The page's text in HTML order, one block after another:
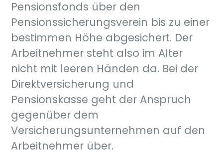
Pensionsfonds über den
Pensionssicherungsverein bis zu einer
bestimmen Höhe abgesichert. Der
Arbeitnehmer steht also im Alter
nicht mit leeren Händen da. Bei der
Direktversicherung und
Pensionskasse geht der Anspruch
gegenüber dem
Versicherungsunternehmen auf den
Arbeitnehmer über.